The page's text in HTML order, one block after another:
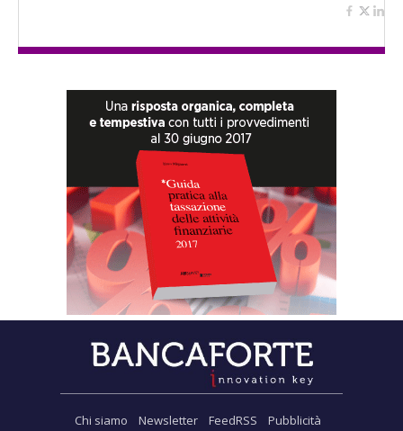
Chi siamo Newsletter FeedRSS
Pubblicità